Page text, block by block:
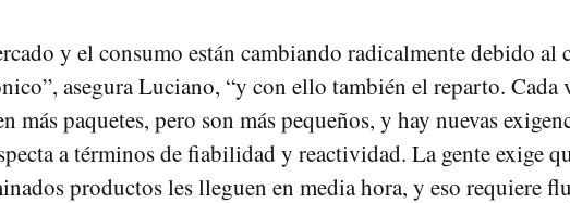
y el consumo están cambiando radicalmente debido al
asegura Luciano, “y con ello también el reparto. Cada
más paquetes, pero son más pequeños, y hay nuevas
a términos de fiabilidad y reactividad. La gente exige
productos les lleguen en media hora, y eso requiere